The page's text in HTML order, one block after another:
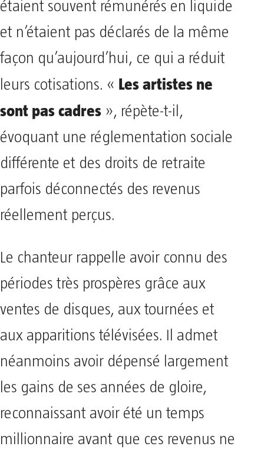
étaient souvent rémunérés en liquide
et n’étaient pas déclarés de la même
façon qu’aujourd’hui, ce qui a réduit
leurs cotisations. « Les artistes ne
sont pas cadres », répète-t-il,
évoquant une réglementation sociale
différente et des droits de retraite
parfois déconnectés des revenus
réellement perçus.
Le chanteur rappelle avoir connu des
périodes très prospères grâce aux
ventes de disques, aux tournées et
aux apparitions télévisées. Il admet
néanmoins avoir dépensé largement
les gains de ses années de gloire,
reconnaissant avoir été un temps
millionnaire avant que ces revenus ne